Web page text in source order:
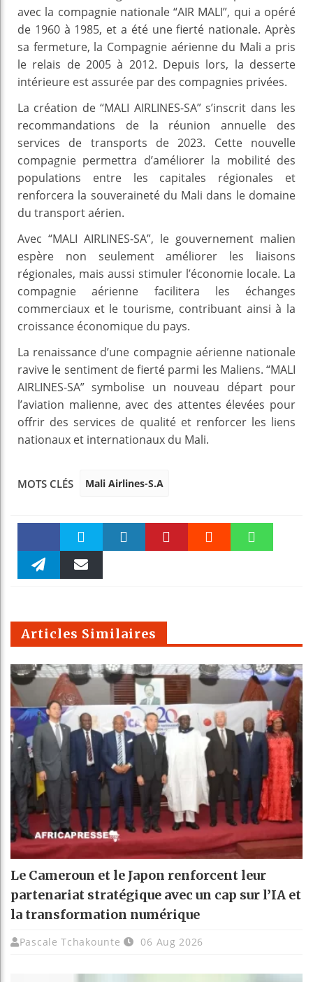
avec la compagnie nationale “AIR MALI”, qui a opéré
de 1960 à 1985, et a été une fierté nationale. Après
sa fermeture, la Compagnie aérienne du Mali a pris
le relais de 2005 à 2012. Depuis lors, la desserte
intérieure est assurée par des compagnies privées.
La création de “MALI AIRLINES-SA” s’inscrit dans les
recommandations de la réunion annuelle des
services de transports de 2023. Cette nouvelle
compagnie permettra d’améliorer la mobilité des
populations entre les capitales régionales et
renforcera la souveraineté du Mali dans le domaine
du transport aérien.
Avec “MALI AIRLINES-SA”, le gouvernement malien
espère non seulement améliorer les liaisons
régionales, mais aussi stimuler l’économie locale. La
compagnie aérienne facilitera les échanges
commerciaux et le tourisme, contribuant ainsi à la
croissance économique du pays.
La renaissance d’une compagnie aérienne nationale
ravive le sentiment de fierté parmi les Maliens. “MALI
AIRLINES-SA” symbolise un nouveau départ pour
l’aviation malienne, avec des attentes élevées pour
offrir des services de qualité et renforcer les liens
nationaux et internationaux du Mali.
MOTS CLÉS Mali Airlines-S.A
Faceboo Twitter
m
Articles Similaires
Le Cameroun et le Japon renforcent leur
partenariat stratégique avec un cap sur l’IA et
la transformation numérique
Pascale Tchakounte 06 Aug 2026